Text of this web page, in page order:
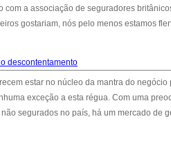
a associação de seguradores
gostariam, nós pelo menos estamos
descontentamento
estar no núcleo da mantra do
exceção a esta régua. Com uma
segurados no país, há um mercado de